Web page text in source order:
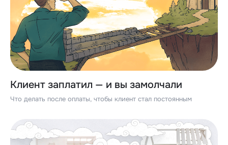
Клиент заплатил — и вы замолчали
Что делать после оплаты, чтобы клиент стал постоянным